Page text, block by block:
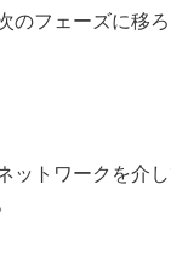
のフェーズに移ろ
ットワークを介